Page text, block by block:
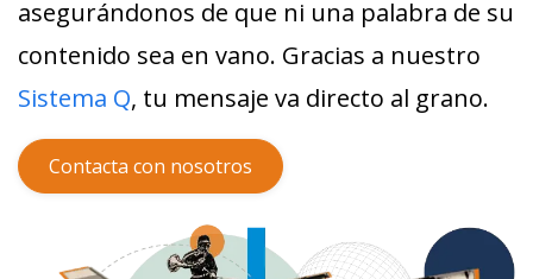
asegurándonos de que ni una palabra de su
contenido sea en vano. Gracias a nuestro
Sistema Q, tu mensaje va directo al grano.
Contacta con nosotros